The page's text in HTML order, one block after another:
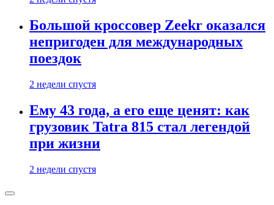
Большой кроссовер Zeekr оказался
непригоден для международных
поездок
2 недели спустя
Ему 43 года, а его еще ценят: как
грузовик Tatra 815 стал легендой
при жизни
2 недели спустя